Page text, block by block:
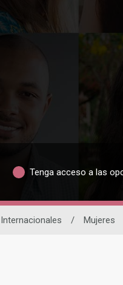
Tenga acceso a las
/ Mujeres